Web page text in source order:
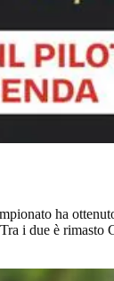
ha
i due è